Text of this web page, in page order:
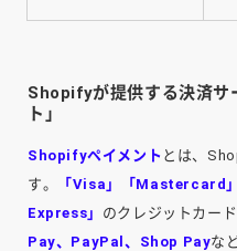
Shopifyが提供する決済
ト」
Shopifyペイメント とは、
す。
「Visa」「Mastercard
Express」 のクレジットカード
Pay、PayPal、Shop Payな